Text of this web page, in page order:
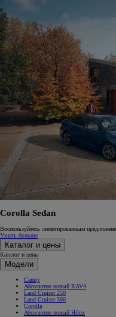
Corolla Sedan
Воспользуйтесь лимитированным
Узнать больше
Каталог и цены
Каталог и цены
Модели
Camry
Абсолютно новый RAV4
Land Cruiser 250
Land Cruiser 300
Corolla
Абсолютно новый Hilux